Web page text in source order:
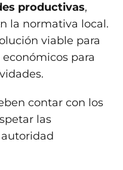
productivas,
la normativa local.
viable para
para
contar con los
las